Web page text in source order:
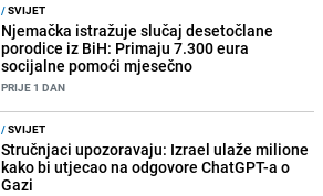
/SVIJET
Njemačka istražuje slučaj desetočlane
porodice iz BiH: Primaju 7.300 eura
socijalne pomoći mjesečno
PRIJE 1 DAN
/SVIJET
Stručnjaci upozoravaju: Izrael ulaže milione
kako bi utjecao na odgovore ChatGPT-a o
Gazi